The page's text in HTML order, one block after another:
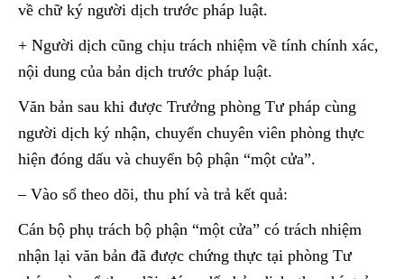
về chữ k‎ý người dịch trước pháp luật.
+ Người dịch cũng chịu trách nhiệm về tính chính xác,
nội dung của bản dịch trước pháp luật.
Văn bản sau khi được Trưởng phòng Tư pháp cùng
người dịch k‎ý nhận, chuyển chuyên viên phòng thực
hiện đóng dấu và chuyển bộ phận “một cửa”.
– Vào sổ theo dõi, thu phí và trả kết quả:
Cán bộ phụ trách bộ phận “một cửa” có trách nhiệm
nhận lại văn bản đã được chứng thực tại phòng Tư